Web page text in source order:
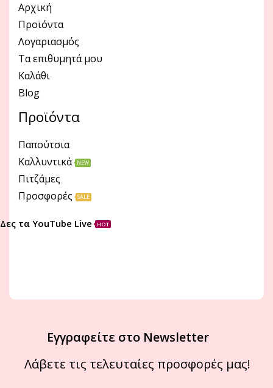
Αρχική
Προϊόντα
Λογαριασμός
Τα επιθυμητά μου
Καλάθι
Blog
Προϊόντα
Παπούτσια
Καλλυντικά
NEW
Πιτζάμες
Προσφορές
SALE
Δες τα YouTube Live HOT
Εγγραφείτε στο Newsletter
Λάβετε τις τελευταίες προσφορές μας!